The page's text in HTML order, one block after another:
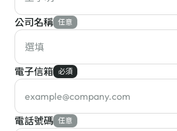
公司名稱 任意
電子信箱 必須
電話號碼 任意